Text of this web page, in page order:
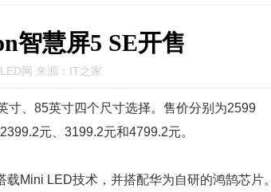
智慧屏5 SE开售
网 来源：IT之家
寸、85英寸四个尺寸选择。售价分别为2599
元、3199.2元和4799.2元。
Mini LED技术，并搭配华为自研的鸿鹄芯片。